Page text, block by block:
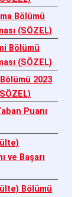
Bölümü
(SÖZEL)
Bölümü
(SÖZEL)
2023
Puanı
ve Başarı
Bölümü